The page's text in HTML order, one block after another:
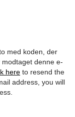
med koden, der
denne e-
here to resend the
address, you will